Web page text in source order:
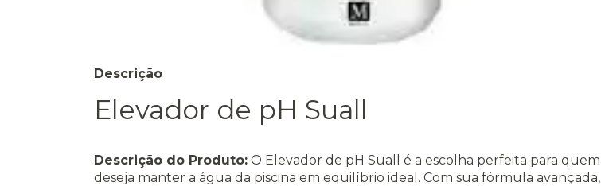
Descrição
Elevador de pH Suall
Descrição do Produto: O Elevador de pH Suall é a escolha perfeita para quem
deseja manter a água da piscina em equilíbrio ideal. Com sua fórmula avançada,